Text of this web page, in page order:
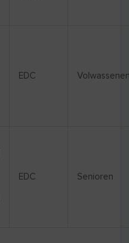
EDC
EDC Senioren